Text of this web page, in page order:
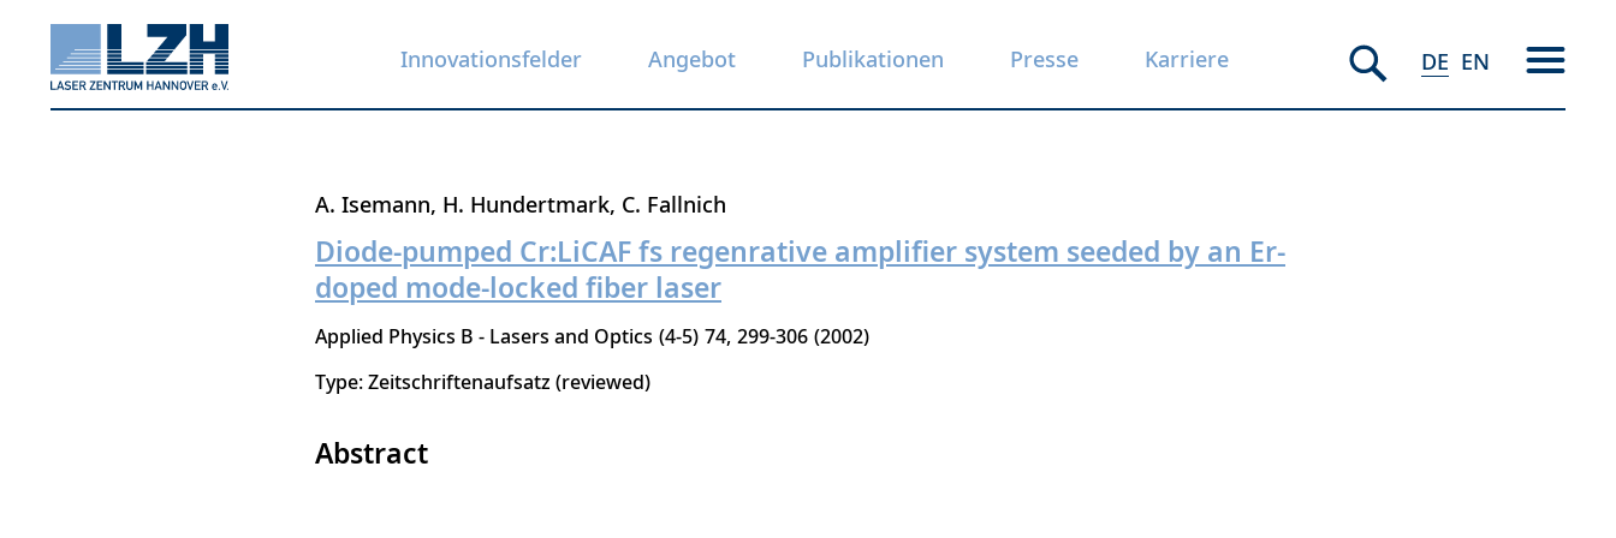
Innovationsfelder Angebot Publikationen Presse Karriere DE EN
A. Isemann H. Hundertmark C. Fallnich
Diode-pumped Cr:LiCAF fs regenrative amplifier system seeded by an Er-
doped mode-locked fiber laser
Applied Physics B - Lasers and Optics 4-5 74 299-306 2002
Type: Zeitschriftenaufsatz (reviewed)
Abstract